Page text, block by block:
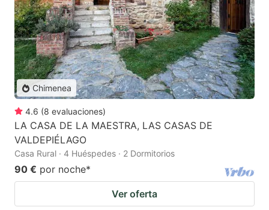
Chimenea
4.6 (8 evaluaciones)
LA CASA DE LA MAESTRA, LAS CASAS DE
VALDEPIÉLAGO
Casa Rural · 4 Huéspedes · 2 Dormitorios
90 € por noche*
Ver oferta